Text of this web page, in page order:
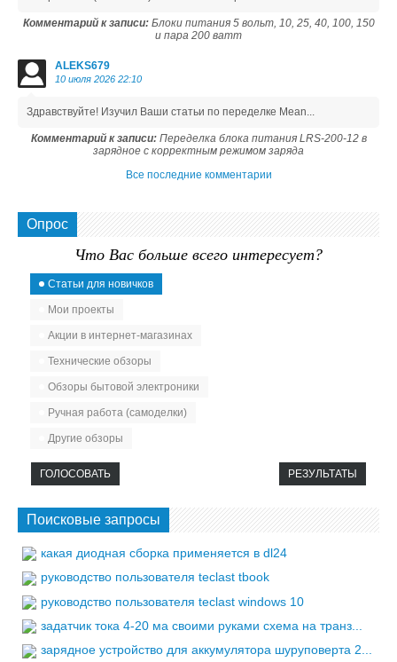
Комментарий к записи:Блоки питания 5 вольт, 10, 25, 40, 100, 150
и пара 200 ватт
ALEKS679
10 июля 2026 22:10
Здравствуйте! Изучил Ваши статьи по переделке Mean...
Комментарий к записи:Переделка блока питания LRS-200-12 в
зарядное с корректным режимом заряда
Все последние комментарии
Опрос
Что Вас больше всего интересует?
Статьи для новичков
Мои проекты
Акции в интернет-магазинах
Технические обзоры
Обзоры бытовой электроники
Ручная работа (самоделки)
Другие обзоры
ГОЛОСОВАТЬ РЕЗУЛЬТАТЫ
Поисковые запросы
какая диодная сборка применяется в dl24
руководство пользователя teclast tbook
руководство пользователя teclast windows 10
задатчик тока 4-20 ма своими руками схема на транз...
зарядное устройство для аккумулятора шуруповерта 2...